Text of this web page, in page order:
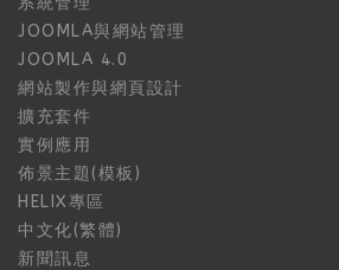
JOOMLA與網站管理
JOOMLA 4.0
網站製作與網頁設計
擴充套件
實例應用
佈景主題(模板)
HELIX專區
中文化(繁體)
新聞訊息